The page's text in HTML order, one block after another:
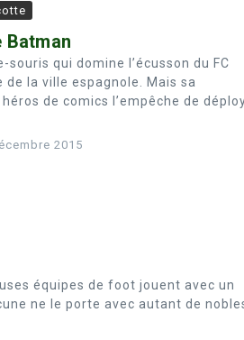
Batman
souris qui domine l’écusson du FC
la ville espagnole. Mais sa
de comics l’empêche de
2015
équipes de foot jouent avec un
ne le porte avec autant de